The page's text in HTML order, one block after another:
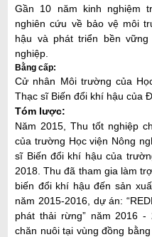
Gần 10 năm kinh nghiệm
nghiên cứu về bảo vệ môi
hậu và phát triển bền
nghiệp.
Bằng cấp:
Cử nhân Môi trường của
Thạc sĩ Biến đổi khí hậu của
Tóm lược:
Năm 2015, Thu tốt nghiệp
của trường Học viện Nông
sĩ Biến đổi khí hậu của
2018. Thu đã tham gia làm
biến đổi khí hậu đến sản
năm 2015-2016, dự án:
phát thải rừng” năm 2016
chăn nuôi tại vùng đồng